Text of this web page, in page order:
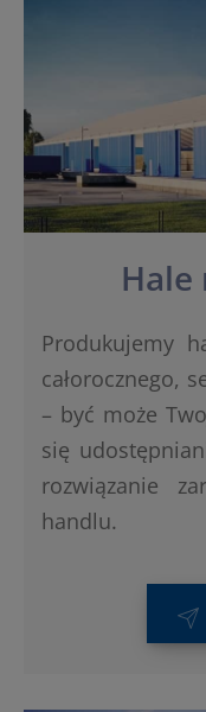
Hale
Produkujemy
całorocznego,
– być może
się
rozwiązanie
handlu.